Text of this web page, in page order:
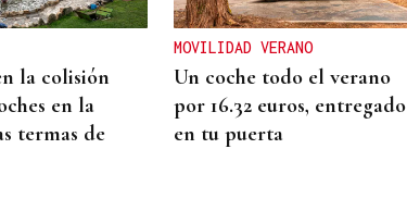
la colisión
en la
termas de
MOVILIDAD VERANO
Un coche todo el verano
por 16.32 euros, entregado
en tu puerta